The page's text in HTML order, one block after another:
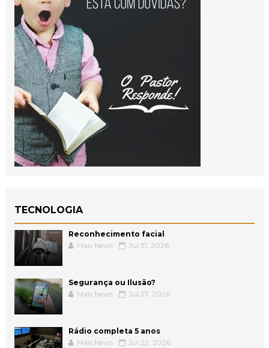
TECNOLOGIA
Reconhecimento facial
Mais News
Jul 31, 2026
Segurança ou Ilusão?
Mais News
Jul 27, 2026
Rádio completa 5 anos
Mais News
Jul 22, 2026